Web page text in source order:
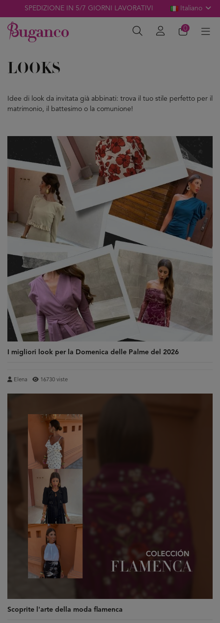
SPEDIZIONE IN 5/7 GIORNI LAVORATIVI Italiano
0
LOOKS
Idee di look da invitata già abbinati: trova il tuo stile perfetto per il
matrimonio, il battesimo o la comunione!
I migliori look per la Domenica delle Palme del 2026
Elena 16730 viste
Scoprite l'arte della moda flamenca